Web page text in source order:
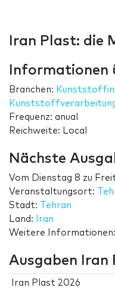
Iran Plast: die
Informationen
Branchen:
Frequenz: anual
Reichweite: Local
Nächste
Vom Dienstag 8 zu
Veranstaltungsort:
Stadt:
Tehran
Land:
Iran
Weitere Informationen:
Ausgaben Iran
Iran Plast 2026